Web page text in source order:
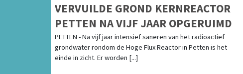
VERVUILDE GROND KERNREACTOR
PETTEN NA VIJF JAAR OPGERUIMD
PETTEN - Na vijf jaar intensief saneren van het radioactief
grondwater rondom de Hoge Flux Reactor in Petten is het
einde in zicht. Er worden [...]